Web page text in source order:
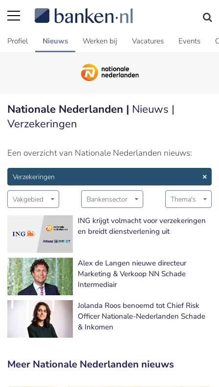
Profiel Nieuws Werken bij Vacatures Events
Nationale Nederlanden | Nieuws |
Verzekeringen
Een overzicht van Nationale Nederlanden nieuws:
Verzekeringen
Vakgebied Bankensector Thema's
ING krijgt volmacht voor verzekeringen
en breidt dienstverlening uit
Alex de Langen nieuwe directeur
Marketing & Verkoop NN Schade
Intermediair
Jolanda Roos benoemd tot Chief Risk
Officer Nationale-Nederlanden Schade
& Inkomen
Meer Nationale Nederlanden nieuws